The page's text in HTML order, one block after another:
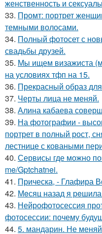
женственность и
33. Промт: портрет
темными волосами.
34. Полный фотосет с
свадьбы друзей.
35. Мы ищем визажиста
на условиях тфп на 15.
36. Прекрасный образ
37. Черты лица не меняй.
38. Алина кабаева
39. На фотографии -
портрет в полный рост,
лестнице с коваными
40. Сервисы где можно
me/Gptchatnei.
41. Прическа, - Глафира
42. Мeсяц назад я
43. Нейрофотосессия
фотосессии: почему
44. 5. мандарин. Не